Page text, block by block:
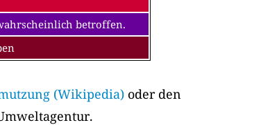
betroffen.
(Wikipedia)oder den